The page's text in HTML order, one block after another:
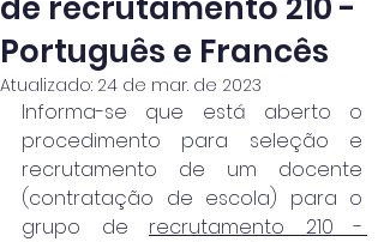
Português e Francês
Atualizado: 24 de mar. de 2023
Informa-se que está aberto o
procedimento para seleção e
recrutamento de um docente
(contratação de escola) para o
grupo de recrutamento 210 -